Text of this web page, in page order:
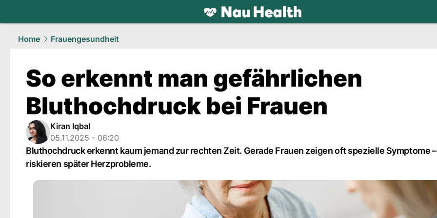
health.NAU.ch
Home
Frauengesundheit
So erkennt man gefährlichen
Bluthochdruck bei Frauen
Kiran Iqbal
05.11.2025 - 06:20
Bluthochdruck erkennt kaum jemand zur rechten Zeit. Gerade Frauen zeigen oft spezielle Symptome
riskieren später Herzprobleme.